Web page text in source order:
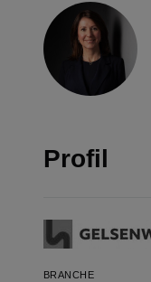
Profil
BRANCHE